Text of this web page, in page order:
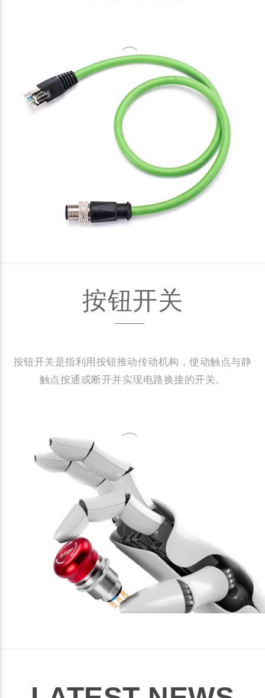
按钮开关
按钮开关是指利用按钮推动传动机构，使动触点与静
触点按通或断开并实现电路换接的开关。